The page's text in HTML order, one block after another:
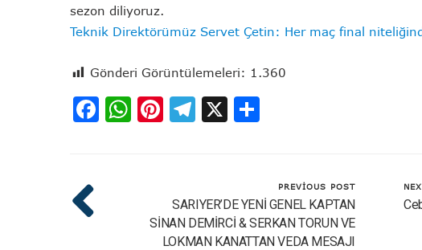
sezon diliyoruz.
Teknik Direktörümüz Servet Çetin: Her maç final
Gönderi Görüntülemeleri: 1.360
Facebook
WhatsApp
Pinterest
Telegram
X
PREVIOUS POST
SARIYER’DE YENİ GENEL KAPTAN
SİNAN DEMİRCİ & SERKAN TORUN VE
LOKMAN KANATTAN VEDA MESAJI